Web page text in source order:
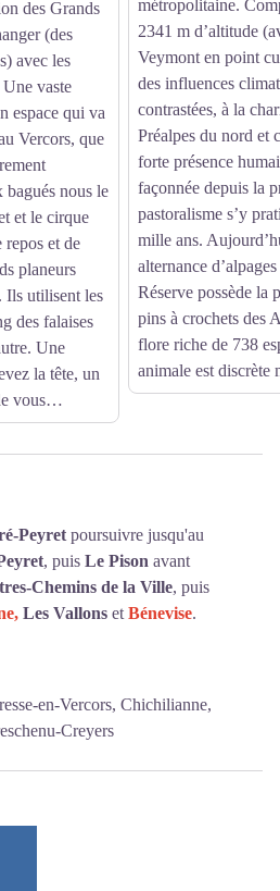
des Grands
(des
avec les
vaste
espace qui va
Vercors, que
bagués nous le
et le cirque
repos et de
planeurs
Ils utilisent les
des falaises
Une
la tête, un
vous…
métropolitaine.
2341 m d’altitude
Veymont en point
des influences
contrastées, à la
Préalpes du nord et
forte présence
façonnée depuis la
pastoralisme s’y
mille ans.
alternance
Réserve possède la
pins à crochets des
flore riche de 738
animale est discrète
Peyret poursuivre jusqu'au
, puis Le Pison avant
Chemins de la Ville, puis
Les Vallons et Bénevise.
en-Vercors, Chichilianne,
Creyers